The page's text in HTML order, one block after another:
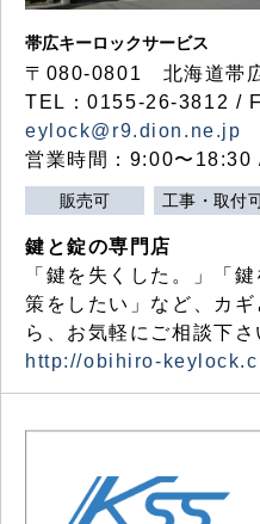
帯広キーロックサービス
〒080-0801 北海道帯
TEL：0155-26-3812 /
eylock@r9.dion.ne.jp
営業時間：9:00〜18:30
販売可 工事・取付
鍵と錠の専門店
「鍵を失くした。」「
策をしたい」など、カ
ら、お気軽にご相談下さ
http://obihiro-